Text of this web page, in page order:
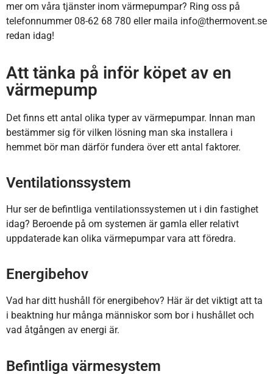
mer om våra tjänster inom värmepumpar? Ring oss på
telefonnummer 08-62 68 780 eller maila info@thermovent.se
redan idag!
Att tänka på inför köpet av en
värmepump
Det finns ett antal olika typer av värmepumpar. Innan man
bestämmer sig för vilken lösning man ska installera i
hemmet bör man därför fundera över ett antal faktorer.
Ventilationssystem
Hur ser de befintliga ventilationssystemen ut i din fastighet
idag? Beroende på om systemen är gamla eller relativt
uppdaterade kan olika värmepumpar vara att föredra.
Energibehov
Vad har ditt hushåll för energibehov? Här är det viktigt att ta
i beaktning hur många människor som bor i hushållet och
vad åtgången av energi är.
Befintliga värmesystem